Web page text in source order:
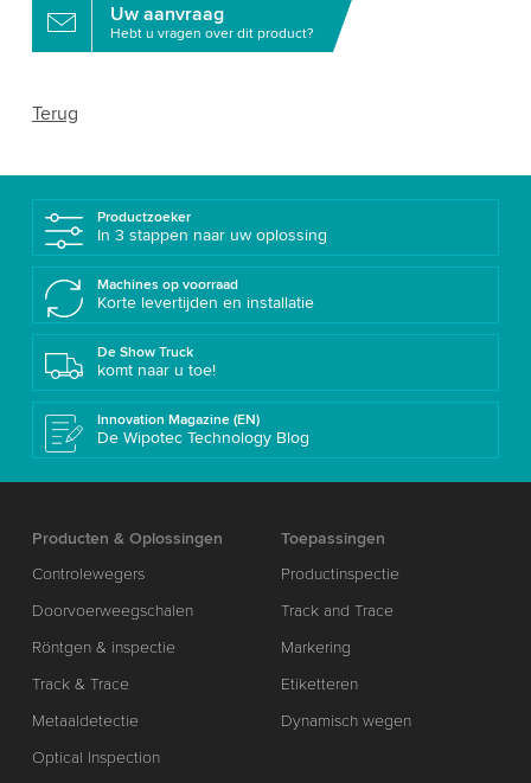
Uw aanvraag
Hebt u vragen over dit product?
Terug
Productzoeker
In 3 stappen naar uw oplossing
Machines op voorraad
Korte levertijden en installatie
De Show Truck
komt naar u toe!
Innovation Magazine (EN)
De Wipotec Technology Blog
Producten & Oplossingen
Controlewegers
Doorvoerweegschalen
Röntgen & inspectie
Track & Trace
Metaaldetectie
Optical Inspection
Toepassingen
Productinspectie
Track and Trace
Markering
Etiketteren
Dynamisch wegen